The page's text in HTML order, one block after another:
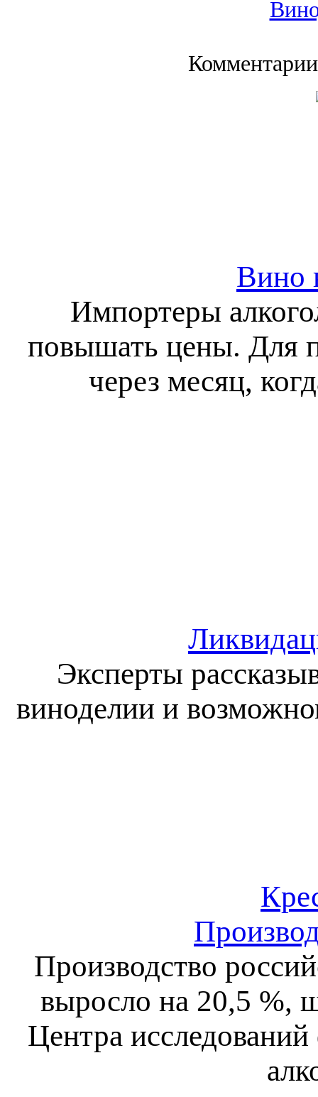
Вино
Импортеры
повышать цены. Для
через месяц,
Эксперты
виноделии и
Производство
выросло на 20,5 %,
Центра